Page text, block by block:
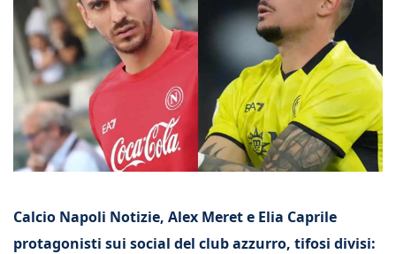
Calcio Napoli Notizie, Alex Meret e Elia Caprile
protagonisti sui social del club azzurro, tifosi divisi: